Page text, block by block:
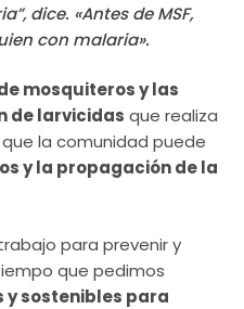
dice. «Antes de MSF,
con malaria».
mosquiteros y las
de larvicidas que realiza
la comunidad puede
y la propagación de la
para prevenir y
que pedimos
y sostenibles para